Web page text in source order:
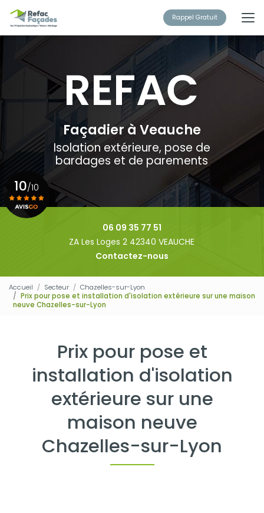
au
contenu
principal
Rappel Gratuit
Façadier à Veauche
Isolation extérieure, pose de
bardages et de parements
06 09 35 77 51
ZA Les Loges 2 42340 VEAUCHE
Contactez-nous
10/10
Accueil Secteur
Chazelles-sur-Lyon
Prix pour pose et installation d'isolation extérieure sur une maison
neuve Chazelles-sur-Lyon
Prix pour pose et
installation d'isolation
extérieure sur une
maison neuve
Chazelles-sur-Lyon